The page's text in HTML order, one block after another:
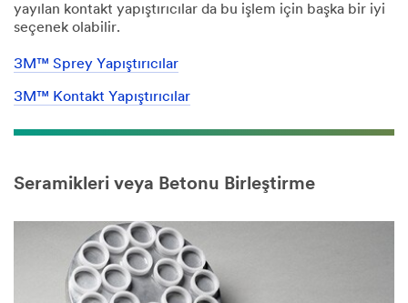
sizinle
iletişime
yayılan kontakt yapıştırıcılar da bu işlem için başka bir iyi
seçenek olabilir.
3M™ Sprey Yapıştırıcılar
3M™ Kontakt Yapıştırıcılar
Seramikleri veya Betonu Birleştirme